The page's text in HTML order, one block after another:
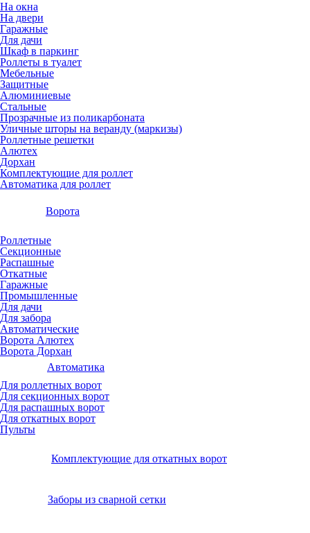
На окна
На двери
Гаражные
Для дачи
Шкаф в паркинг
Роллеты в туалет
Мебельные
Защитные
Алюминиевые
Стальные
Прозрачные из поликарбоната
Уличные шторы на веранду (маркизы)
Роллетные решетки
Алютех
Дорхан
Комплектующие для роллет
Автоматика для роллет
Ворота
Роллетные
Секционные
Распашные
Откатные
Гаражные
Промышленные
Для дачи
Для забора
Автоматические
Ворота Алютех
Ворота Дорхан
Автоматика
Для роллетных ворот
Для секционных ворот
Для распашных ворот
Для откатных ворот
Пульты
Комплектующие для откатных ворот
Заборы из сварной сетки